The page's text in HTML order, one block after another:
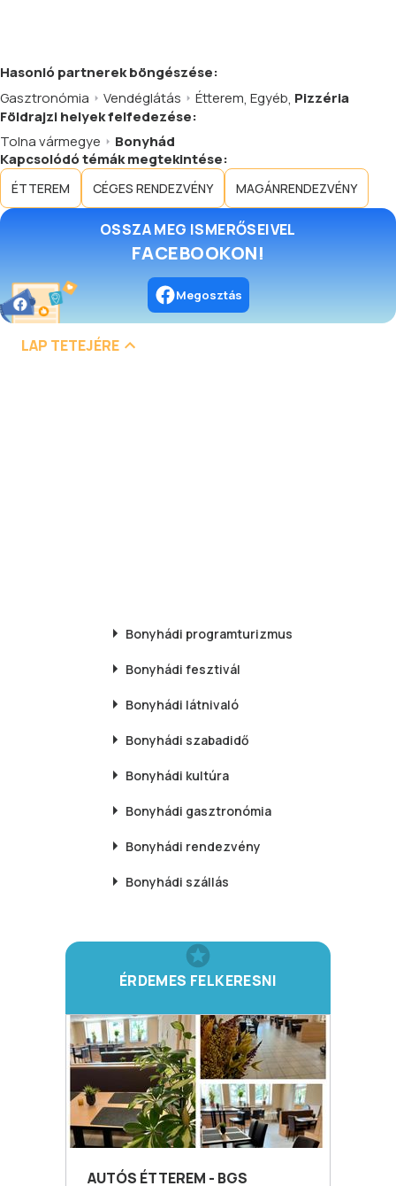
Hasonló partnerekböngészése:
Gasztronómia
Vendéglátás Étterem, Egyéb, Pizzéria
Földrajzi helyek felfedezése:
Tolna vármegye
Bonyhád
Kapcsolódó témák megtekintése:
ÉTTEREM CÉGES RENDEZVÉNY MAGÁNRENDEZVÉNY
OSSZA MEG ISMERŐSEIVEL
FACEBOOKON!
Megosztás
LAP TETEJÉRE
Bonyhádi programturizmus
Bonyhádi fesztivál
Bonyhádi látnivaló
Bonyhádi szabadidő
Bonyhádi kultúra
Bonyhádi gasztronómia
Bonyhádi rendezvény
Bonyhádi szállás
ÉRDEMES FELKERESNI
AUTÓS ÉTTEREM - BGS